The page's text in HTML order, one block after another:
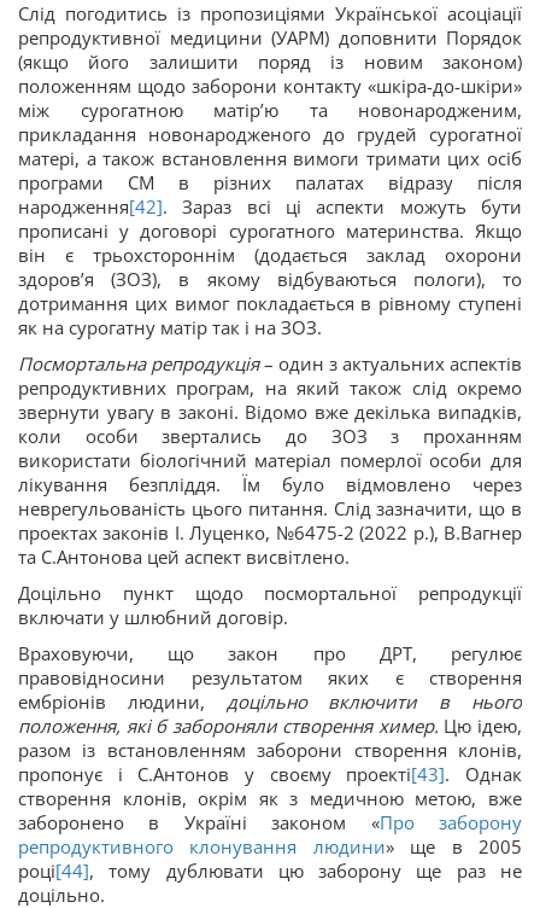
Слід погодитись із пропозиціями Української асоціації
репродуктивної медицини (УАРМ) доповнити Порядок
(якщо його залишити поряд із новим законом)
положенням щодо заборони контакту «шкіра-до-шкіри»
між сурогатною матір’ю та новонародженим,
прикладання новонародженого до грудей сурогатної
матері, а також встановлення вимоги тримати цих осіб
програми СМ в різних палатах відразу після
народження[42]. Зараз всі ці аспекти можуть бути
прописані у договорі сурогатного материнства. Якщо
він є трьохстороннім (додається заклад охорони
здоров’я (ЗОЗ), в якому відбуваються пологи), то
дотримання цих вимог покладається в рівному ступені
як на сурогатну матір так і на ЗОЗ.
Посмортальна репродукція– один з актуальних аспектів
репродуктивних програм, на який також слід окремо
звернути увагу в законі. Відомо вже декілька випадків,
коли особи звертались до ЗОЗ з проханням
використати біологічний матеріал померлої особи для
лікування безпліддя. Їм було відмовлено через
неврегульованість цього питання. Слід зазначити, що в
проектах законів І. Луценко, №6475-2 (2022 р.), В.Вагнер
та С.Антонова цей аспект висвітлено.
Доцільно пункт щодо посмортальної репродукції
включати у шлюбний договір.
Враховуючи, що закон про ДРТ, регулює
правовідносини результатом яких є створення
ембріонів людини, доцільно включити в нього
положення, які б забороняли створення химер. Цю ідею,
разом із встановленням заборони створення клонів,
пропонує і С.Антонов у своєму проекті[43]. Однак
створення клонів, окрім як з медичною метою, вже
заборонено в Україні законом «Про заборону
репродуктивного клонування людини» ще в 2005
році[44], тому дублювати цю заборону ще раз не
доцільно.